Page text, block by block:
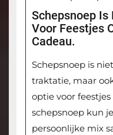
Schepsnoep Is
Voor Feestjes
Cadeau.
Schepsnoep is
traktatie, maar
optie voor
schepsnoep kun
persoonlijke mix